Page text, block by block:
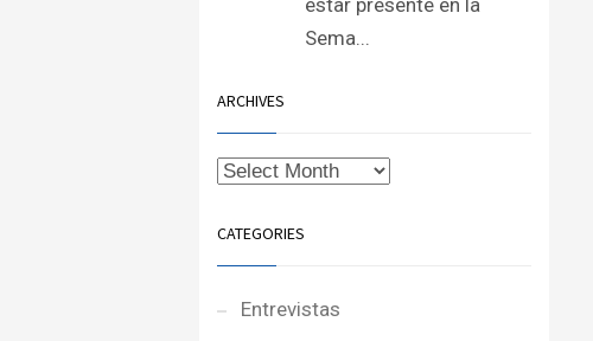
estar presente en la
Sema...
ARCHIVES
CATEGORIES
Entrevistas